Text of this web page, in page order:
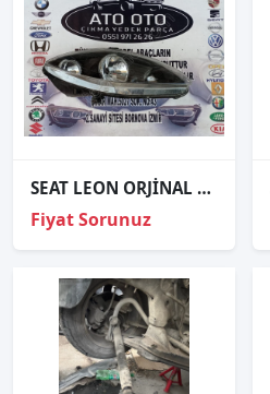
SEAT LEON ORJİNAL CIKMA SAĞ FAR
Fiyat Sorunuz